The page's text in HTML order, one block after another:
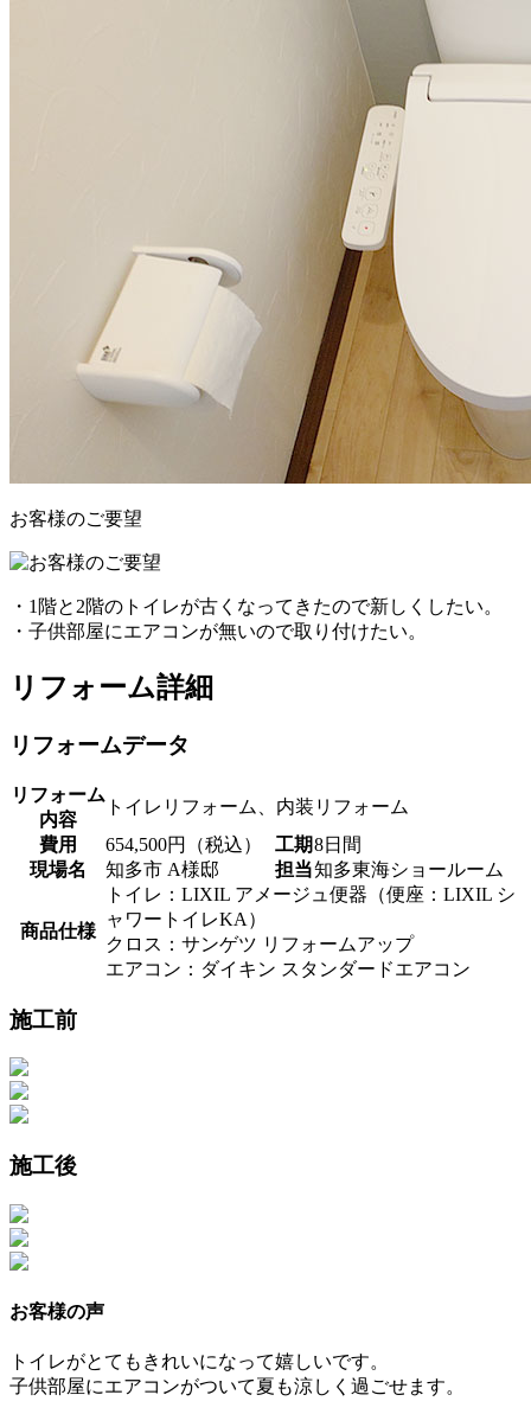
お客様のご要望
・1階と2階のトイレが古くなってきたので新しくしたい。
・子供部屋にエアコンが無いので取り付けたい。
リフォーム詳細
リフォームデータ
リフォーム
内容
トイレリフォーム、内装リフォーム
費用
654,500円（税込） 工期8日間
現場名
知多市 A様邸 担当知多東海ショールーム
商品仕様
トイレ：LIXIL アメージュ便器（便座：LIXIL シ
ャワートイレKA）
クロス：サンゲツ リフォームアップ
エアコン：ダイキン スタンダードエアコン
施工前
施工後
お客様の声
トイレがとてもきれいになって嬉しいです。
子供部屋にエアコンがついて夏も涼しく過ごせます。